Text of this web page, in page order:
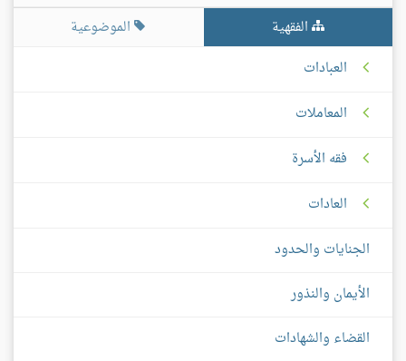
الفقهية
الموضوعية
العبادات
المعاملات
فقه الأسرة
العادات
الجنايات والحدود
الأيمان والنذور
القضاء والشهادات